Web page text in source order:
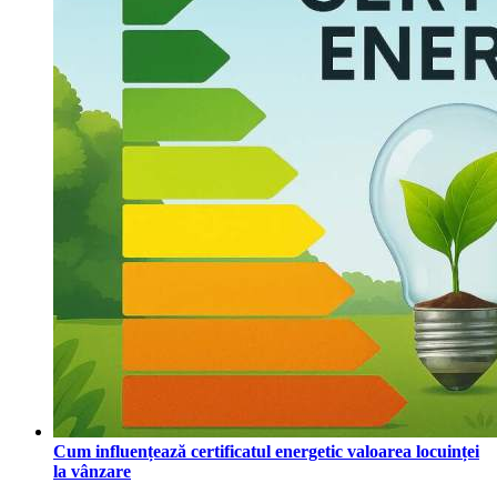
Cum influențează certificatul energetic valoarea locuinței
la vânzare